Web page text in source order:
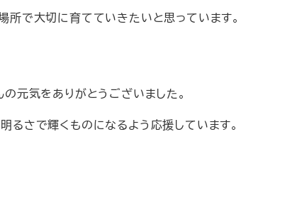
所で大切に育てていきたいと思っています。
元気をありがとうございました。
るさで輝くものになるよう応援しています。